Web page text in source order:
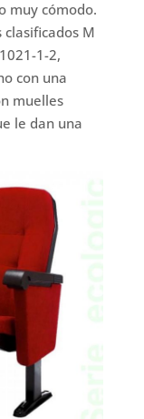
muy cómodo.
M
1-2,
con una
muelles
le dan una